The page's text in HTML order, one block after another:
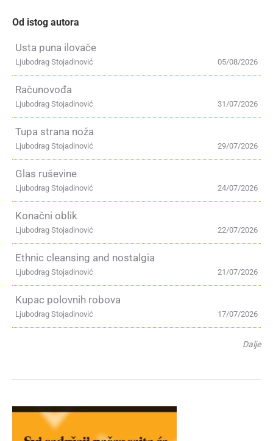
Od istog autora
Usta puna ilovače
05/08/2026
Ljubodrag Stojadinović
Računovođa
31/07/2026
Ljubodrag Stojadinović
Tupa strana noža
29/07/2026
Ljubodrag Stojadinović
Glas ruševine
24/07/2026
Ljubodrag Stojadinović
Konačni oblik
22/07/2026
Ljubodrag Stojadinović
Ethnic cleansing and nostalgia
21/07/2026
Ljubodrag Stojadinović
Kupac polovnih robova
17/07/2026
Ljubodrag Stojadinović
Dalje